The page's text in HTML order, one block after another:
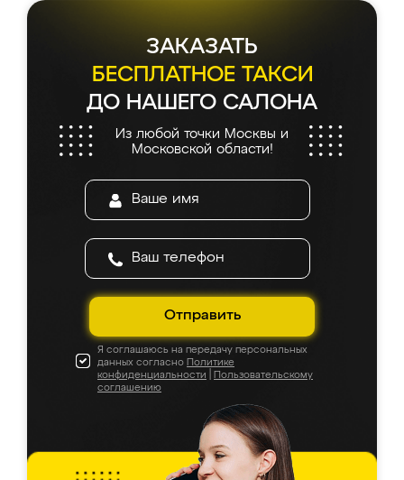
ЗАКАЗАТЬ
БЕСПЛАТНОЕ ТАКСИ
ДО НАШЕГО САЛОНА
Из любой точки Москвы и
Московской области!
Отправить
Я соглашаюсь на передачу персональных
данных согласно Политике
конфиденциальности
Пользовательскому
соглашению